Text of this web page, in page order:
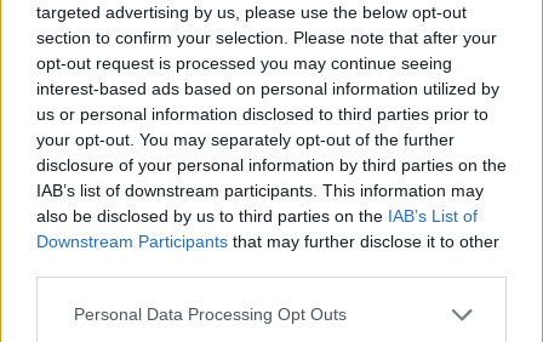
targeted advertising by us, please use the below opt-out
section to confirm your selection. Please note that after your
opt-out request is processed you may continue seeing
interest-based ads based on personal information utilized by
us or personal information disclosed to third parties prior to
your opt-out. You may separately opt-out of the further
disclosure of your personal information by third parties on the
IAB’s list of downstream participants. This information may
also be disclosed by us to third parties on the IAB’s List of
Downstream Participants that may further disclose it to other
Please note that this website/app uses one or more Google
Personal Data Processing Opt Outs
Οι μουσικές επιλογές
του e-ptolemeos.gr:
AC/DC – Are You
Ready (1991)
6 Αυγούστου 2026, 9:00 μμ
Ο Σύλλογος Δρομέων
και Οδοιπόρων
Εορδαίας παρόν στον
Λασσάνειο Δρόμο
Κοζάνης 2026
6 Αυγούστου 2026, 8:55 μμ